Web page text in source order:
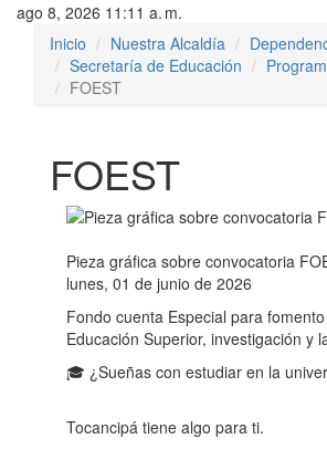
ago 8, 2026 11:11 a. m.
Inicio
Nuestra Alcaldía
Secretaría de Educación
FOEST
FOEST
Pieza gráfica sobre convocatoria
lunes, 01 de junio de 2026
Fondo cuenta Especial para
Educación Superior, investigación y
🎓 ¿Sueñas con estudiar en la
Tocancipá tiene algo para ti.